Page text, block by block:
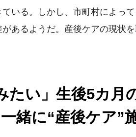
いる。しかし、市町村によっ
あるようだ。産後ケアの現状
たい」生後5カ月
緒に“産後ケア”